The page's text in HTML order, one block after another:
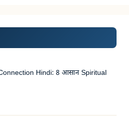
Hindi: 8 आसान Spiritual